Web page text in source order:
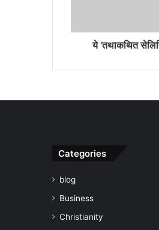
ये 'तथाकथित
Categories
blog
Business
Christianity